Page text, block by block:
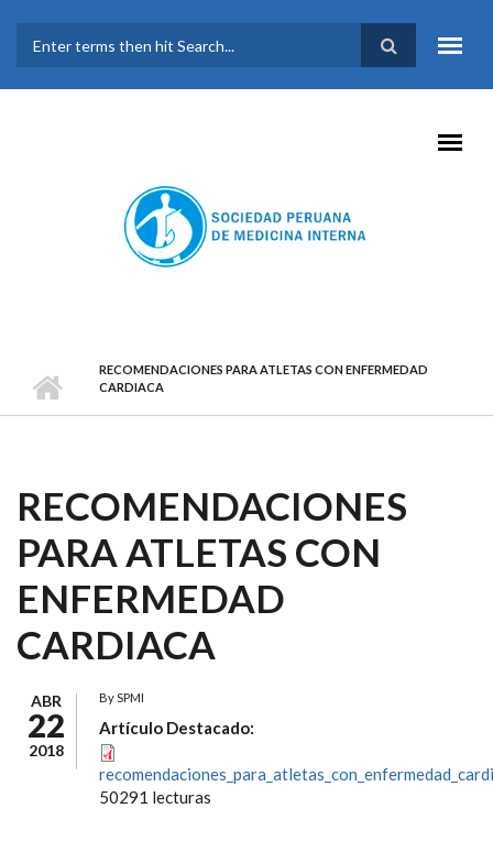
FORMULARIO DE
BÚSQUEDA
RECOMENDACIONES PARA ATLETAS CON ENFERMEDAD
CARDIACA
RECOMENDACIONES
PARA ATLETAS CON
ENFERMEDAD
CARDIACA
ABR
22
2018
BySPMI
Artículo Destacado:
50291 lecturas